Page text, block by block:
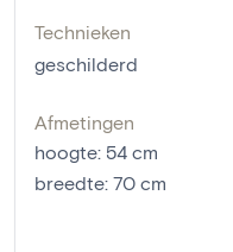
Technieken
geschilderd
Afmetingen
hoogte: 54 cm
breedte: 70 cm